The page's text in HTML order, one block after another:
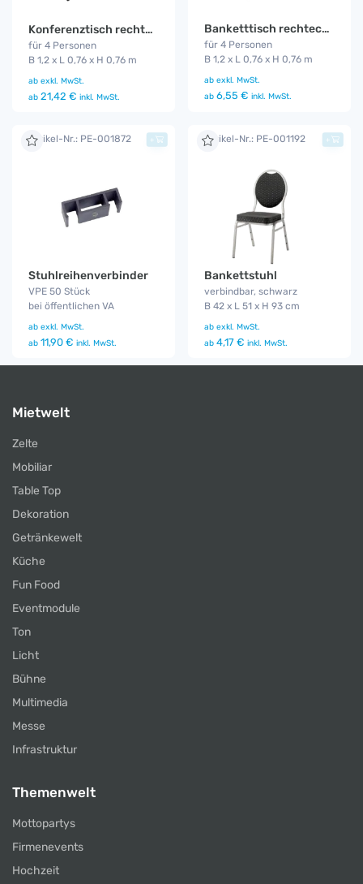
Konferenztisch rechteckig 1,2 x 0,8m
für 4 Personen
B 1,2 x L 0,76 x H 0,76 m
ab exkl. MwSt.
ab 21,42 € inkl. MwSt.
Banketttisch rechteckig 1,2 m
für 4 Personen
B 1,2 x L 0,76 x H 0,76 m
ab exkl. MwSt.
ab 6,55 € inkl. MwSt.
Artikel-Nr.: PE-001872
Stuhlreihenverbinder
VPE 50 Stück
bei öffentlichen VA
ab exkl. MwSt.
ab 11,90 € inkl. MwSt.
+ Artikel-Nr.: PE-001192
Bankettstuhl
verbindbar, schwarz
B 42 x L 51 x H 93 cm
ab exkl. MwSt.
ab 4,17 € inkl. MwSt.
+
Mietwelt
Zelte
Mobiliar
Table Top
Dekoration
Getränkewelt
Küche
Fun Food
Eventmodule
Ton
Licht
Bühne
Multimedia
Messe
Infrastruktur
Themenwelt
Mottopartys
Firmenevents
Hochzeit